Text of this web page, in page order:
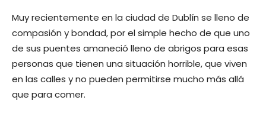
Muy recientemente en la ciudad de Dublín se lleno de
compasión y bondad, por el simple hecho de que uno
de sus puentes amaneció lleno de abrigos para esas
personas que tienen una situación horrible, que viven
en las calles y no pueden permitirse mucho más allá
que para comer.